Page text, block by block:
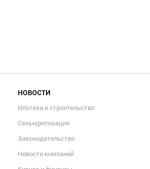
НОВОСТИ
Ипотека и строительство
Секьюритизация
Законодательство
Новости компаний